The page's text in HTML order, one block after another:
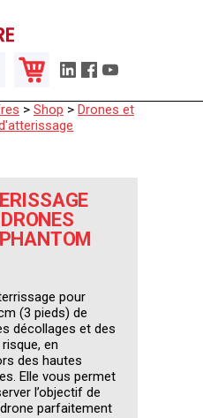
> Shop > Drones et
pour
(3 pieds) de
décollages et des
en
des hautes
Elle vous permet
l’objectif de
parfaitement